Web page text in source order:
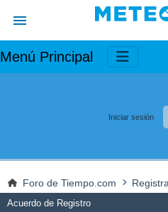
Menú Principal
Iniciar sesión
Foro de Tiempo.com
Acuerdo de Registro